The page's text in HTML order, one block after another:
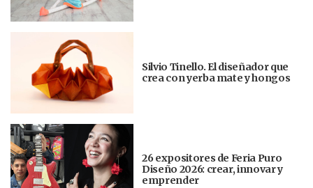
Silvio Tinello. El diseñador que
crea con yerba mate y hongos
26 expositores de Feria Puro
Diseño 2026: crear, innovar y
emprender